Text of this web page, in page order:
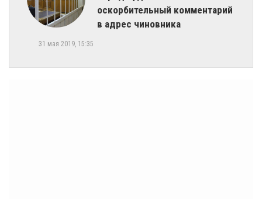
оскорбительный комментарий
в адрес чиновника
31 мая 2019, 15:35